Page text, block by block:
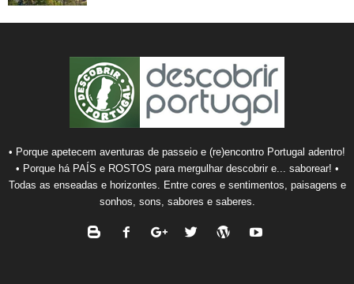
• Porque apetecem aventuras de passeio e (re)encontro Portugal adentro!
• Porque há PAÍS e ROSTOS para mergulhar descobrir e... saborear! •
Todas as enseadas e horizontes. Entre cores e sentimentos, paisagens e
sonhos, sons, sabores e saberes.